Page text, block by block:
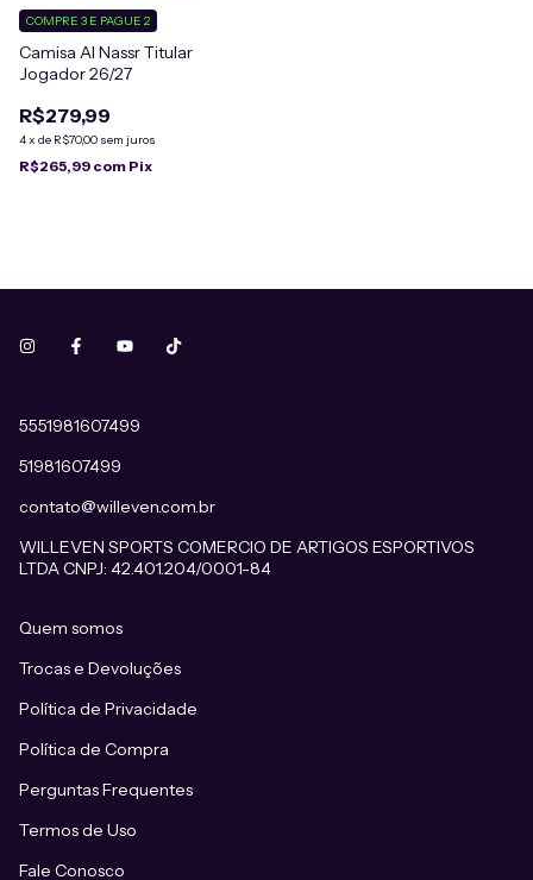
Camisa Al Nassr Titular
Jogador 26/27
R$279,99
4x de R$70,00 sem juros
COMPRE 3 E PAGUE 2
R$265,99 com Pix
5551981607499
51981607499
contato@willeven.com.br
WILLEVEN SPORTS COMERCIO DE ARTIGOS ESPORTIVOS
LTDA CNPJ: 42.401.204/0001-84
Quem somos
Trocas e Devoluções
Política de Privacidade
Política de Compra
Perguntas Frequentes
Termos de Uso
Fale Conosco